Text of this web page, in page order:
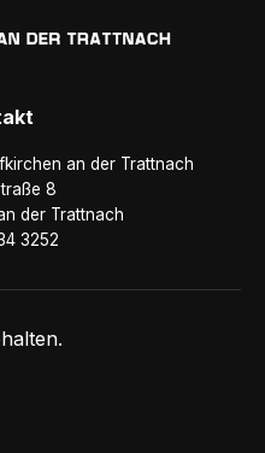
an der Trattnach
8
der Trattnach
3252